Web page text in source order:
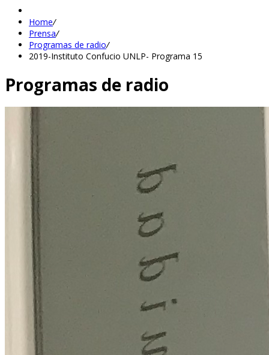
Home/
Prensa/
Programas de radio/
2019-Instituto Confucio UNLP- Programa 15
Programas de radio